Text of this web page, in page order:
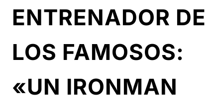
ENTRENADOR DE
LOS FAMOSOS:
«UN IRONMAN